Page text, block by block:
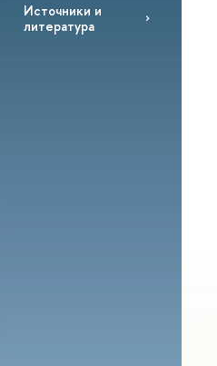
Источники и
литература